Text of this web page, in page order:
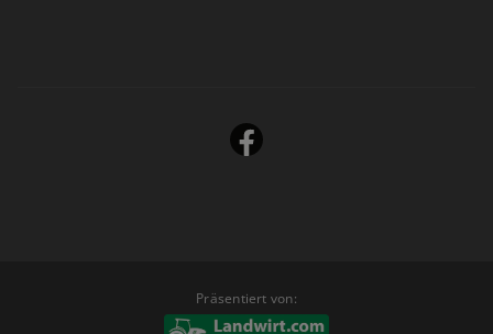
Präsentiert von: